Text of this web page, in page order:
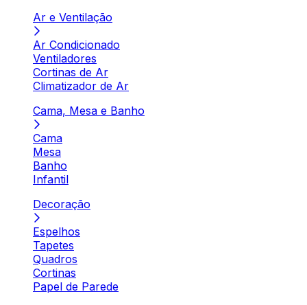
Ar e Ventilação
Ar Condicionado
Ventiladores
Cortinas de Ar
Climatizador de Ar
Cama, Mesa e Banho
Cama
Mesa
Banho
Infantil
Decoração
Espelhos
Tapetes
Quadros
Cortinas
Papel de Parede